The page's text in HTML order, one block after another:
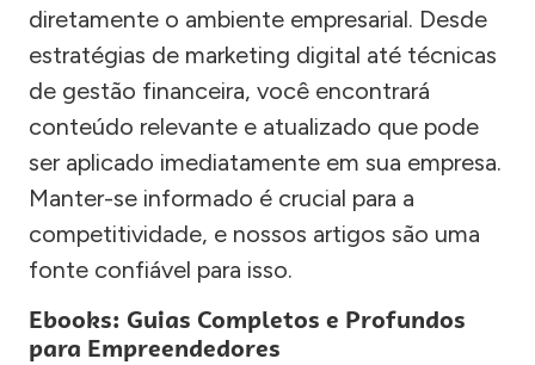
diretamente o ambiente empresarial. Desde
estratégias de marketing digital até técnicas
de gestão financeira, você encontrará
conteúdo relevante e atualizado que pode
ser aplicado imediatamente em sua empresa.
Manter-se informado é crucial para a
competitividade, e nossos artigos são uma
fonte confiável para isso.
Ebooks: Guias Completos e Profundos
para Empreendedores